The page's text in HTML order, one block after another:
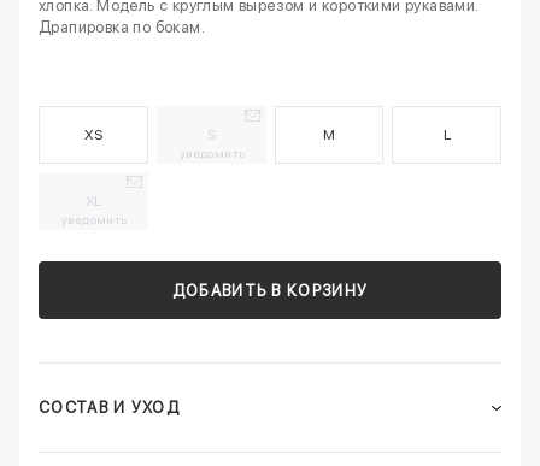
хлопка. Модель с круглым вырезом и короткими рукавами.
Драпировка по бокам.
XS S
уведомить
M L
XL
уведомить
ДОБАВИТЬ В КОРЗИНУ
СОСТАВ И УХОД